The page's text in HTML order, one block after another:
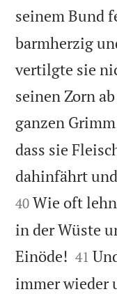
seinem Bund
barmherzig
vertilgte sie
seinen Zorn
ganzen
dass sie
dahinfährt
40 Wie oft
in der Wüste
Einöde! 

41
immer wieder